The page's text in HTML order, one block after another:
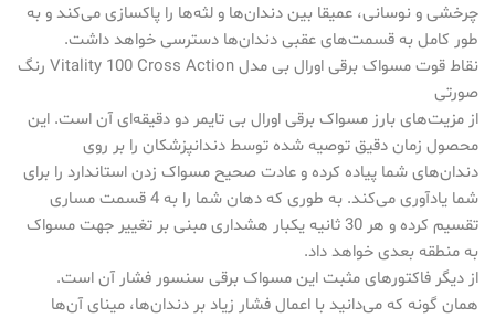
چرخشی و نوسانی، عمیقا بین دندان‌ها و لثه‌ها را پاکسازی می‌کند و به
طور کامل به قسمت‌های عقبی دندان‌ها دسترسی خواهد داشت.
نقاط قوت مسواک برقی اورال بی مدل Vitality 100 Cross Action رنگ
صورتی
از مزیت‌های بارز مسواک برقی اورال بی تایمر دو دقیقه‌ای آن است. این
محصول زمان دقیق توصیه شده توسط دندانپزشکان را بر روی
دندان‌های شما پیاده کرده و عادت صحیح مسواک زدن استاندارد را برای
شما یادآوری می‌کند. به طوری که دهان شما را به 4 قسمت مساری
تقسیم کرده و هر 30 ثانیه یکبار هشداری مبنی بر تغییر جهت مسواک
به منطقه بعدی خواهد داد.
از دیگر فاکتورهای مثبت این مسواک برقی سنسور فشار آن است.
همان گونه که می‌دانید با اعمال فشار زیاد بر دندان‌ها، مینای آن‌ها